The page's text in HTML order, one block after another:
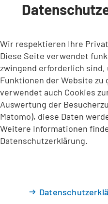
INHALT ANSPRINGEN
Wir respektieren Ihre
Diese Seite verwendet
zwingend erforderlich sind,
Funktionen der Website zu
verwendet auch Cookies
Auswertung der
Matomo), diese Daten
Weitere Informationen
Datenschutzerklärung.